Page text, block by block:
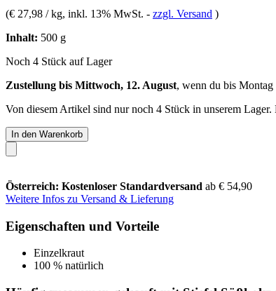
(€ 27,98 / kg, inkl. 13% MwSt. - zzgl. Versand )
Inhalt: 500 g
Noch 4 Stück auf Lager
Zustellung bis Mittwoch, 12. August, wenn du bis Montag
Von diesem Artikel sind nur noch 4 Stück in unserem
In den Warenkorb
Österreich: Kostenloser Standardversand ab € 54,90
Weitere Infos zu Versand & Lieferung
Eigenschaften und Vorteile
Einzelkraut
100 % natürlich